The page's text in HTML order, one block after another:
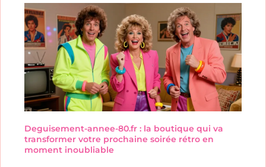
Deguisement-annee-80.fr : la boutique qui va
transformer votre prochaine soirée rétro en
moment inoubliable